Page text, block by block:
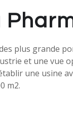
plus grande
et une vue
une usine
m2.